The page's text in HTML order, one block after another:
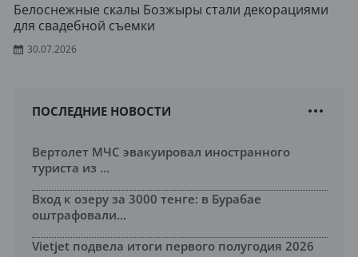
Белоснежные скалы Бозжыры стали декорациями
для свадебной съемки
30.07.2026
ПОСЛЕДНИЕ НОВОСТИ
Вертолет МЧС эвакуировал иностранного
туриста из ...
Вход к озеру за 3000 тенге: в Бурабае
оштрафовали...
Vietjet подвела итоги первого полугодия 2026